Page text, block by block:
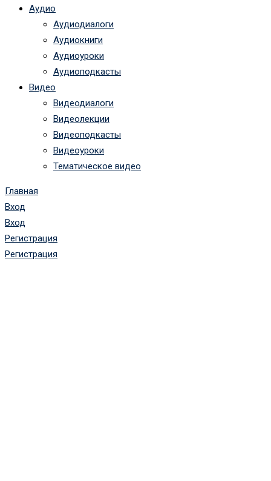
Аудио
Аудиодиалоги
Аудиокниги
Аудиоуроки
Аудиоподкасты
Видео
Видеодиалоги
Видеолекции
Видеоподкасты
Видеоуроки
Тематическое видео
Главная
Вход
Вход
Регистрация
Регистрация